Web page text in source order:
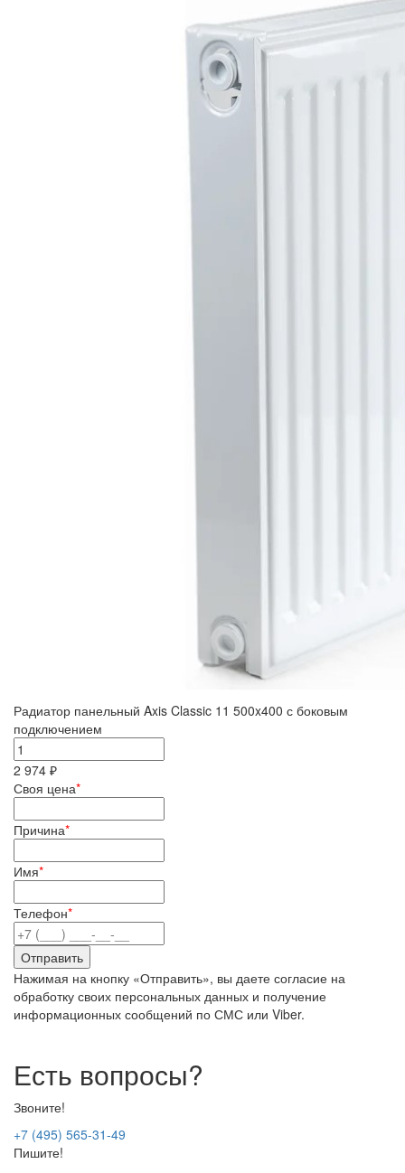
Радиатор панельный Axis Classic 11 500x400 с боковым
подключением
2 974 ₽
Своя цена*
Причина*
Имя*
Телефон*
Нажимая на кнопку «Отправить», вы даете согласие на
обработку своих персональных данных и получение
информационных сообщений по СМС или Viber.
Есть вопросы?
Звоните!
+7 (495) 565-31-49
Пишите!